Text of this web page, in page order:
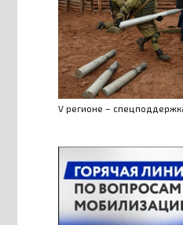
V регионе –